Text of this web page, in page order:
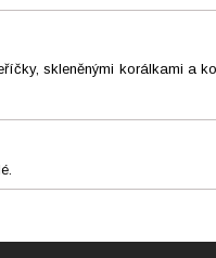
skleněnými korálkami